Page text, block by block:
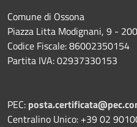
Comune di Ossona
Piazza Litta Modignani, 9 -
Codice Fiscale: 86002350154
Partita IVA: 02937330153
PEC:
Centralino Unico: +39 02